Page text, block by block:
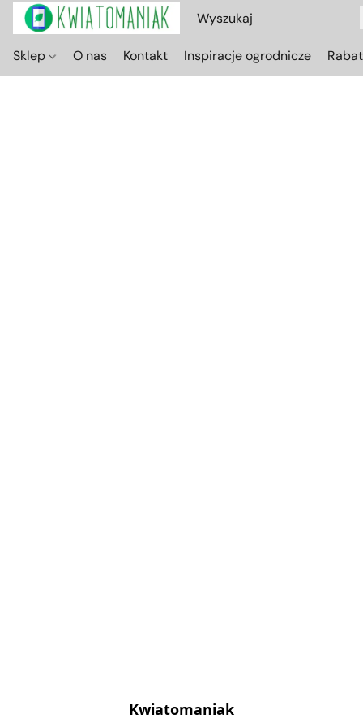
Sklep O nas Kontakt Inspiracje ogrodnicze
Kwiatomaniak